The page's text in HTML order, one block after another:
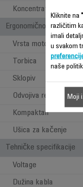
Koncentrator
Ergonomičnost /
Vrsta motora
Torbica
Sklopiv
Odvojiva rešetka
Kompaktan
Ušica za kačenje
Tehničke specifikacije
Voltage
Dužina kabla
Kliknite na
različitim
imali
u svakom
naše
Moji